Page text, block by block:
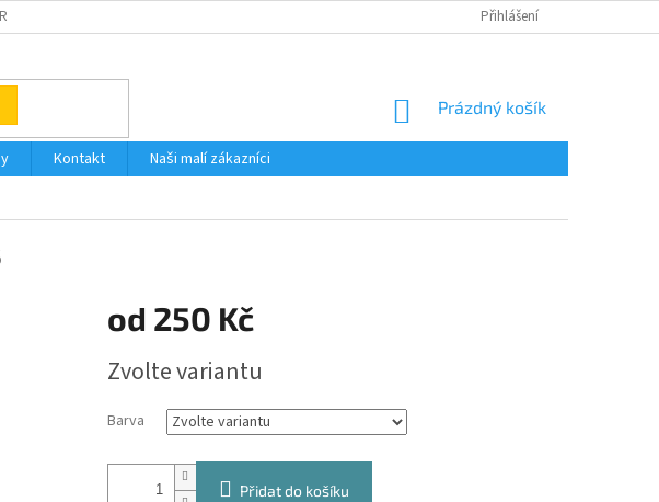
Přihlášení
NÁKUPNÍ
Prázdný košík
Kontakt
Naši malí zákazníci
od 250 Kč
cena:
Zvolte variantu
Barva
Přidat do košíku